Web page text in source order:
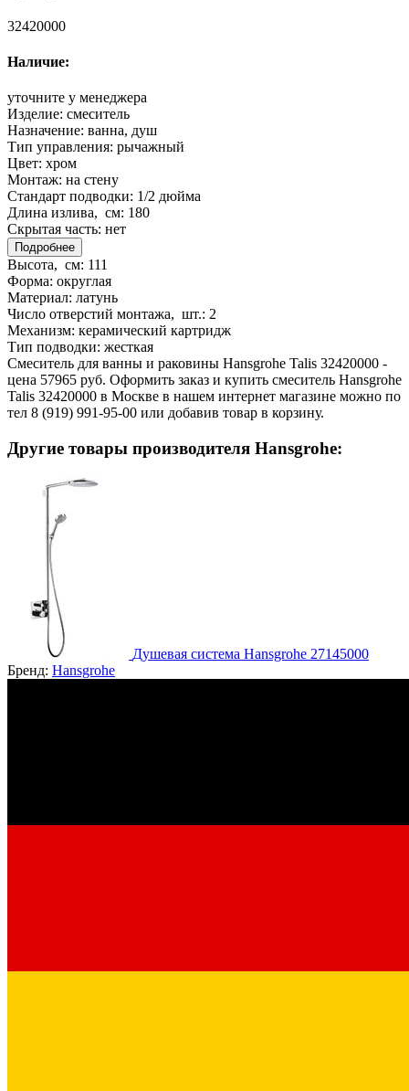
32420000
Наличие:
уточните у менеджера
Изделие: смеситель
Назначение: ванна, душ
Тип управления: рычажный
Цвет: хром
Монтаж: на стену
Стандарт подводки: 1/2 дюйма
Длина излива, см: 180
Скрытая часть: нет
Подробнее
Высота, см: 111
Форма: округлая
Материал: латунь
Число отверстий монтажа, шт.: 2
Механизм: керамический картридж
Тип подводки: жесткая
Смеситель для ванны и раковины Hansgrohe Talis 32420000 -
цена 57965 руб. Оформить заказ и купить смеситель Hansgrohe
Talis 32420000 в Москве в нашем интернет магазине можно по
тел 8 (919) 991-95-00 или добавив товар в корзину.
Другие товары производителя Hansgrohe:
Душевая система Hansgrohe 27145000
Бренд: Hansgrohe